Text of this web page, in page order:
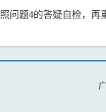
问题4的答疑自检，再